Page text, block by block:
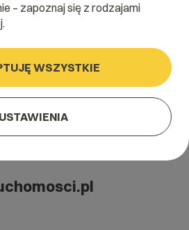
Szukaj
– zapoznaj się z rodzajami
WSZYSTKIE
USTAWIENIA